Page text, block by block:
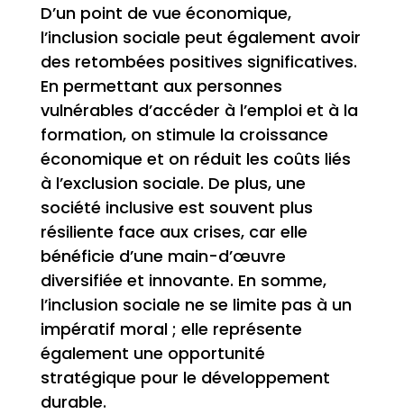
D’un point de vue économique,
l’inclusion sociale peut également avoir
des retombées positives significatives.
En permettant aux personnes
vulnérables d’accéder à l’emploi et à la
formation, on stimule la croissance
économique et on réduit les coûts liés
à l’exclusion sociale. De plus, une
société inclusive est souvent plus
résiliente face aux crises, car elle
bénéficie d’une main-d’œuvre
diversifiée et innovante. En somme,
l’inclusion sociale ne se limite pas à un
impératif moral ; elle représente
également une opportunité
stratégique pour le développement
durable.